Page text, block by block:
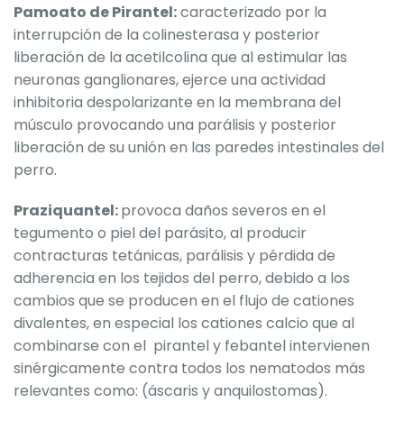
Pamoato de Pirantel:caracterizado por la
interrupción de la colinesterasa y posterior
liberación de la acetilcolina que al estimular las
neuronas ganglionares, ejerce una actividad
inhibitoria despolarizante en la membrana del
músculo provocando una parálisis y posterior
liberación de su unión en las paredes intestinales del
perro.
Praziquantel:provoca daños severos en el
tegumento o piel del parásito, al producir
contracturas tetánicas, parálisis y pérdida de
adherencia en los tejidos del perro, debido a los
cambios que se producen en el flujo de cationes
divalentes, en especial los cationes calcio que al
combinarse con el pirantel y febantel intervienen
sinérgicamente contra todos los nematodos más
relevantes como: (áscaris y anquilostomas).